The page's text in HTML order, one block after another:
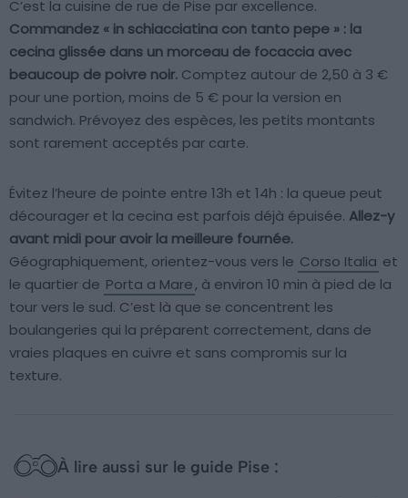
C’est la cuisine de rue de Pise par excellence.
Commandez « in schiacciatina con tanto pepe » : la
cecina glissée dans un morceau de focaccia avec
beaucoup de poivre noir. Comptez autour de 2,50 à 3 €
pour une portion, moins de 5 € pour la version en
sandwich. Prévoyez des espèces, les petits montants
sont rarement acceptés par carte.
Évitez l’heure de pointe entre 13h et 14h : la queue peut
décourager et la cecina est parfois déjà épuisée. Allez-y
avant midi pour avoir la meilleure fournée.
Géographiquement, orientez-vous vers le Corso Italia et
le quartier de Porta a Mare, à environ 10 min à pied de la
tour vers le sud. C’est là que se concentrent les
boulangeries qui la préparent correctement, dans de
vraies plaques en cuivre et sans compromis sur la
texture.
À lire aussi sur le guide Pise :